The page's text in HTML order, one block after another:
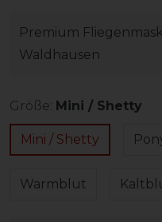
Premium
Waldhausen
Größe: Mini / Shetty
Mini / Shetty
Warmblut